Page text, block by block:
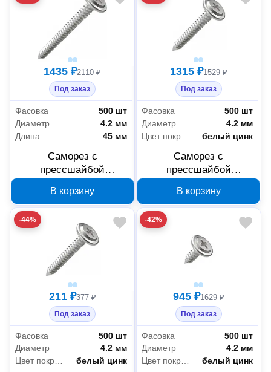
1435 ₽2110 ₽
Под заказ
Фасовка
500 шт
Диаметр
4.2 мм
Длина
45 мм
Саморез с
прессшайбой
ГОСТ 4,2x45 500 шт
PR17.00359
В корзину
1315 ₽1529 ₽
Под заказ
Фасовка
500 шт
Диаметр
4.2 мм
Цвет покрытия
белый цинк
Саморез с
прессшайбой
ГОСТ 4,2x38 500 шт
PR17.00353
В корзину
-44%
211 ₽377 ₽
Под заказ
Фасовка
500 шт
Диаметр
4.2 мм
Цвет покрытия
белый цинк
-42%
945 ₽1629 ₽
Под заказ
Фасовка
500 шт
Диаметр
4.2 мм
Цвет покрытия
белый цинк